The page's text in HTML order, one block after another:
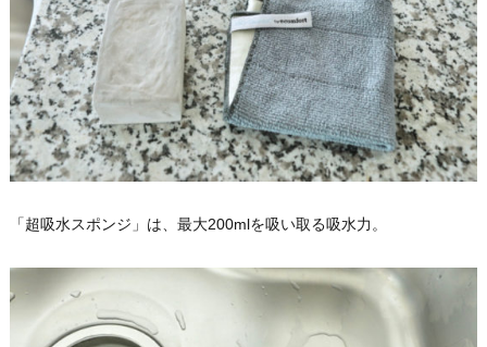
「超吸水スポンジ」は、最大200mlを吸い取る吸水力。